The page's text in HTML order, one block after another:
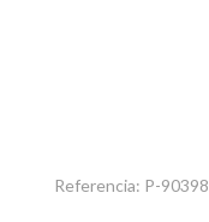
Referencia: P-90398